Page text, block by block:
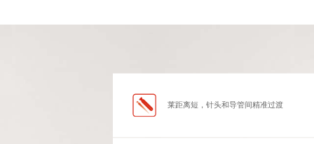
莱距离短，针头和导管间精准过渡